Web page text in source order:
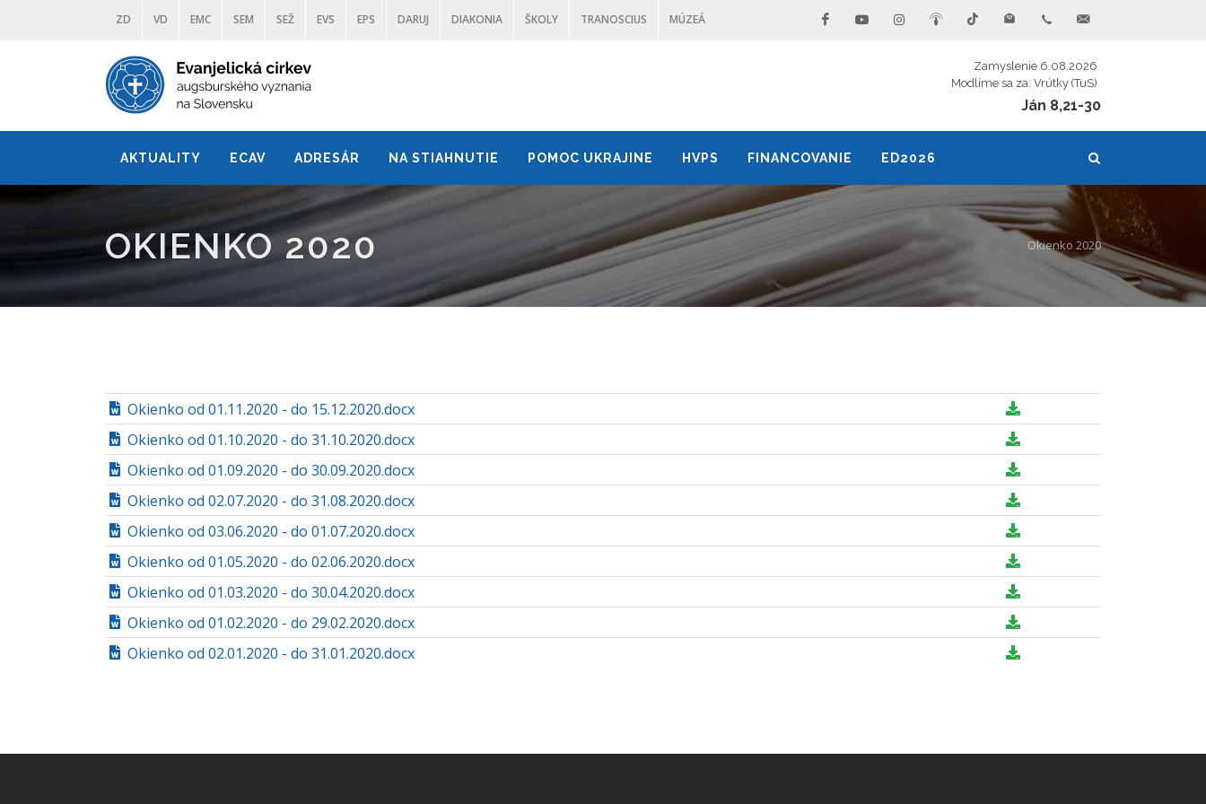
ZD VD EMC SEM SEŽ EVS EPS DARUJ DIAKONIA ŠKOLY TRANOSCIUS MÚZEÁ
Zamyslenie 6.08.2026
Modlíme sa za: Vrútky (TuS)
Ján 8,21-30
AKTUALITY ECAV ADRESÁR NA STIAHNUTIE POMOC UKRAJINE HVPS FINANCOVANIE ED2026
OKIENKO 2020 Okienko 2020
Okienko od 01.11.2020 - do 15.12.2020.docx
Okienko od 01.10.2020 - do 31.10.2020.docx
Okienko od 01.09.2020 - do 30.09.2020.docx
Okienko od 02.07.2020 - do 31.08.2020.docx
Okienko od 03.06.2020 - do 01.07.2020.docx
Okienko od 01.05.2020 - do 02.06.2020.docx
Okienko od 01.03.2020 - do 30.04.2020.docx
Okienko od 01.02.2020 - do 29.02.2020.docx
Okienko od 02.01.2020 - do 31.01.2020.docx